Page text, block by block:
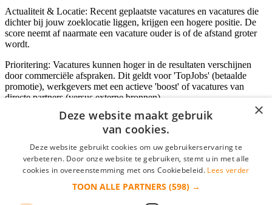
Actualiteit & Locatie: Recent geplaatste vacatures en vacatures die
dichter bij jouw zoeklocatie liggen, krijgen een hogere positie. De
score neemt af naarmate een vacature ouder is of de afstand groter
wordt.
Prioritering: Vacatures kunnen hoger in de resultaten verschijnen
door commerciële afspraken. Dit geldt voor 'TopJobs' (betaalde
promotie), werkgevers met een actieve 'boost' of vacatures van
directe partners (versus externe bronnen).
Inloggen als bedrijf
*
×
Deze website maakt gebruik
van cookies.
Deze website gebruikt cookies om uw gebruikerservaring te
verbeteren. Door onze website te gebruiken, stemt u in met alle
cookies in overeenstemming met ons Cookiebeleid. Lees verder
TOON ALLE PARTNERS (598) →